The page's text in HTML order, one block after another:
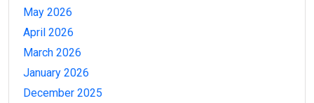
May 2026
April 2026
March 2026
January 2026
December 2025